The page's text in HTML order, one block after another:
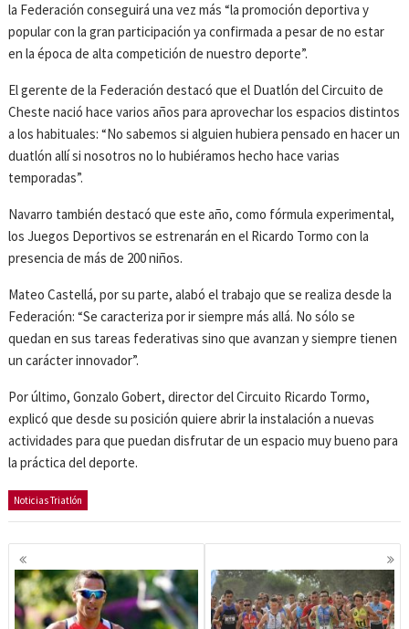
la Federación conseguirá una vez más “la promoción deportiva y
popular con la gran participación ya confirmada a pesar de no estar
en la época de alta competición de nuestro deporte”.
El gerente de la Federación destacó que el Duatlón del Circuito de
Cheste nació hace varios años para aprovechar los espacios distintos
a los habituales: “No sabemos si alguien hubiera pensado en hacer un
duatlón allí si nosotros no lo hubiéramos hecho hace varias
temporadas”.
Navarro también destacó que este año, como fórmula experimental,
los Juegos Deportivos se estrenarán en el Ricardo Tormo con la
presencia de más de 200 niños.
Mateo Castellá, por su parte, alabó el trabajo que se realiza desde la
Federación: “Se caracteriza por ir siempre más allá. No sólo se
quedan en sus tareas federativas sino que avanzan y siempre tienen
un carácter innovador”.
Por último, Gonzalo Gobert, director del Circuito Ricardo Tormo,
explicó que desde su posición quiere abrir la instalación a nuevas
actividades para que puedan disfrutar de un espacio muy bueno para
la práctica del deporte.
Noticias Triatlón
Navegación
de
entradas